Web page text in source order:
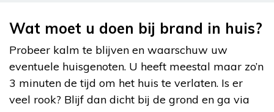
Wat moet u doen bij brand in huis?
Probeer kalm te blijven en waarschuw uw
eventuele huisgenoten. U heeft meestal maar zo’n
3 minuten de tijd om het huis te verlaten. Is er
veel rook? Blijf dan dicht bij de grond en ga via